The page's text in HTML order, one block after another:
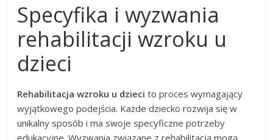
Specyfika i wyzwania
rehabilitacji wzroku u
dzieci
Rehabilitacja wzroku u dzieci to proces wymagający
wyjątkowego podejścia. Każde dziecko rozwija się w
unikalny sposób i ma swoje specyficzne potrzeby